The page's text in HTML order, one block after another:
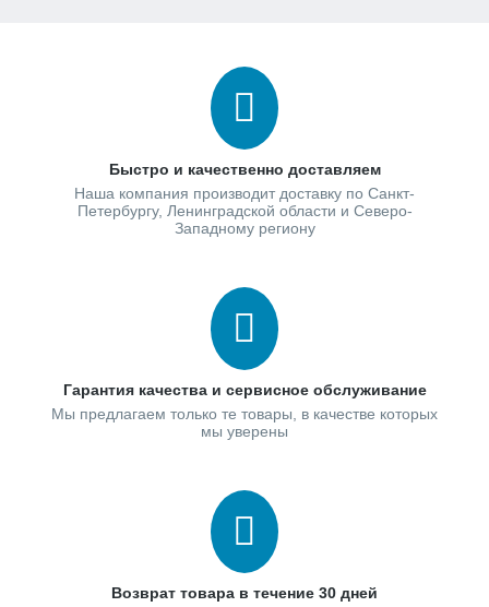
Быстро и качественно доставляем
Наша компания производит доставку по Санкт-
Петербургу, Ленинградской области и Северо-
Западному региону
Гарантия качества и сервисное обслуживание
Мы предлагаем только те товары, в качестве которых
мы уверены
Возврат товара в течение 30 дней